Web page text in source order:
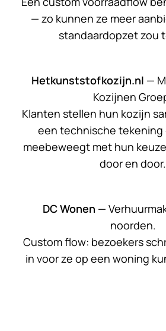
— zo kunnen ze meer
standaardopzet zou
Hetkunststofkozijn.nl —
Kozijnen
Klanten stellen hun kozijn
een technische tekening
meebeweegt met hun
door en door.
DC Wonen —
noorden.
Custom flow: bezoekers
in voor ze op een woning